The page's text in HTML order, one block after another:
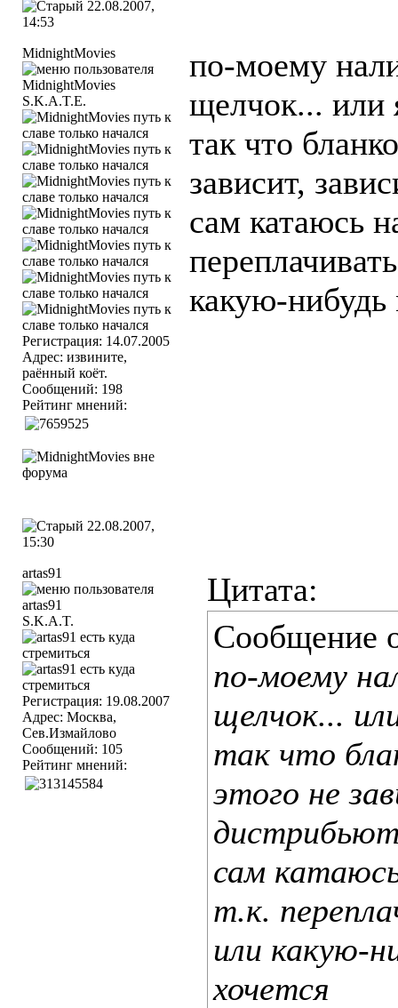
22.08.2007,
14:53
MidnightMovies
S.K.A.T.E.
Регистрация: 14.07.2005
Адрес: извините,
раённый коёт.
Сообщений: 198
Рейтинг мнений:
по-моему
щелчок... или
так что
зависит,
сам катаюсь
какую-нибудь
22.08.2007,
15:30
artas91
S.K.A.T.
Регистрация: 19.08.2007
Адрес: Москва,
Сев.Измайлово
Сообщений: 105
Рейтинг мнений:
Цитата:
Сообщение
по-моему
щелчок...
так что
этого не
сам
т.к.
или какую-
хочется